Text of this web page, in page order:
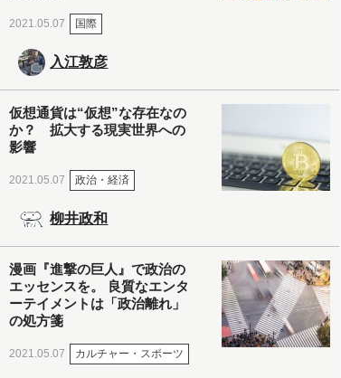
2021.05.07 国際
入江敦彦
仮想通貨は“仮想”な存在なの
か？ 拡大する現実世界への
影響
2021.05.07 政治・経済
柳井政和
漫画『進撃の巨人』で政治の
エッセンスを。 良質なエンタ
ーテイメントは「政治離れ」
の処方箋
2021.05.07 カルチャー・スポーツ